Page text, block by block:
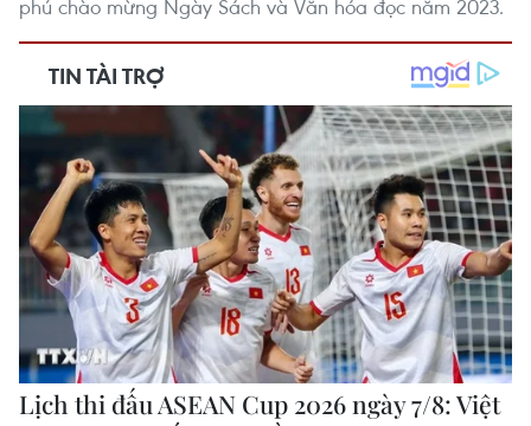
phú chào mừng Ngày Sách và Văn hóa đọc năm 2023.